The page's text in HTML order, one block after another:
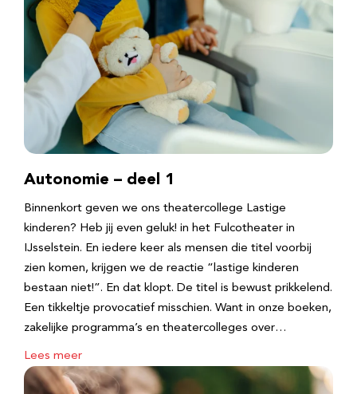
Autonomie – deel 1
Binnenkort geven we ons theatercollege Lastige
kinderen? Heb jij even geluk! in het Fulcotheater in
IJsselstein. En iedere keer als mensen die titel voorbij
zien komen, krijgen we de reactie “lastige kinderen
bestaan niet!”. En dat klopt. De titel is bewust prikkelend.
Een tikkeltje provocatief misschien. Want in onze boeken,
zakelijke programma’s en theatercolleges over…
Lees meer